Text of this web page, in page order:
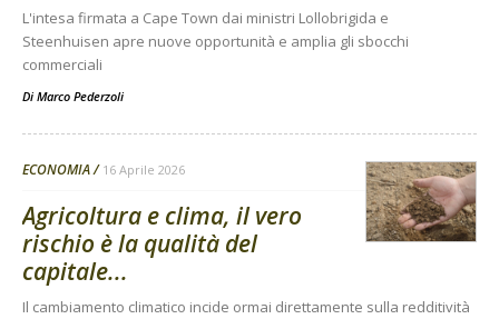
L'intesa firmata a Cape Town dai ministri Lollobrigida e
Steenhuisen apre nuove opportunità e amplia gli sbocchi
commerciali
Di Marco Pederzoli
ECONOMIA 16 Aprile 2026
Agricoltura e clima, il vero
rischio è la qualità del
capitale...
Il cambiamento climatico incide ormai direttamente sulla redditività